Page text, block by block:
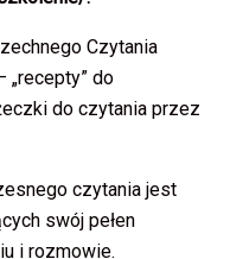
Czytania
„recepty” do
do czytania przez
czytania jest
swój pełen
i rozmowie.